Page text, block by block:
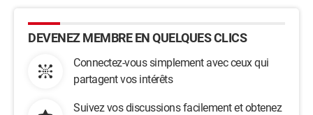
DEVENEZ MEMBRE EN QUELQUES CLICS
Connectez-vous simplement avec ceux qui
partagent vos intérêts
Suivez vos discussions facilement et obtenez